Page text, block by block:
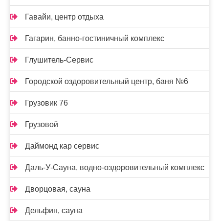
Гавайи, центр отдыха
Гагарин, банно-гостиничный комплекс
Глушитель-Сервис
Городской оздоровительный центр, баня №6
Грузовик 76
Грузовой
Даймонд кар сервис
Даль-У-Сауна, водно-оздоровительный комплекс
Дворцовая, сауна
Дельфин, сауна